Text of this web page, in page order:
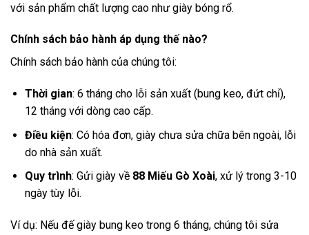
với sản phẩm chất lượng cao như giày bóng rổ.
Chính sách bảo hành áp dụng thế nào?
Chính sách bảo hành của chúng tôi:
Thời gian: 6 tháng cho lỗi sản xuất (bung keo, đứt chỉ),
12 tháng với dòng cao cấp.
Điều kiện: Có hóa đơn, giày chưa sửa chữa bên ngoài, lỗi
do nhà sản xuất.
Quy trình: Gửi giày về 88 Miếu Gò Xoài, xử lý trong 3-10
ngày tùy lỗi.
Ví dụ: Nếu đế giày bung keo trong 6 tháng, chúng tôi sửa